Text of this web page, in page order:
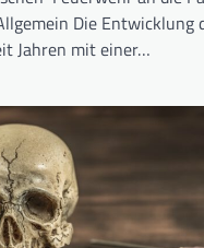
Die Entwicklung
Jahren mit einer…